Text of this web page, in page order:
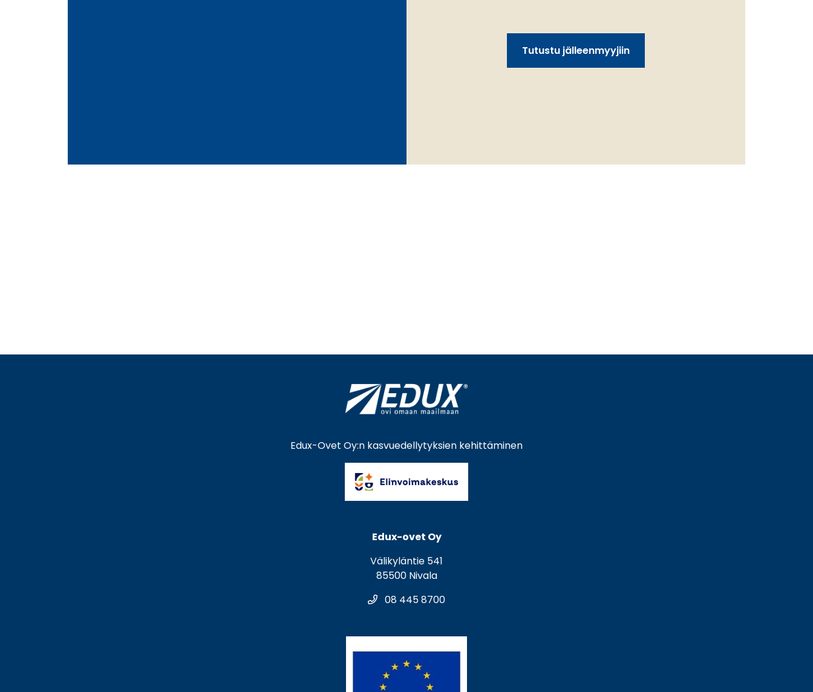
Tutustu jälleenmyyjiin
Edux-Ovet Oy:n kasvuedellytyksien kehittäminen
Edux-ovet Oy
Välikyläntie 541
85500 Nivala
08 445 8700